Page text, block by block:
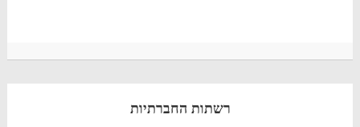
רשתות החברתיות